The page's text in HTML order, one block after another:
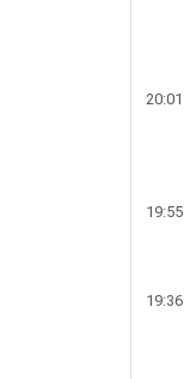
20:01
19:55
19:36